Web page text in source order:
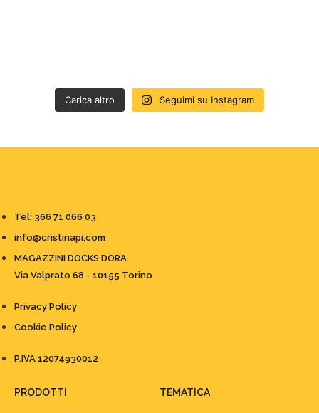
Carica altro Seguimi su Instagram
Tel: 366 71 066 03
info@cristinapi.com
MAGAZZINI DOCKS DORA
Via Valprato 68 - 10155 Torino
Privacy Policy
Cookie Policy
P.IVA 12074930012
PRODOTTI TEMATICA